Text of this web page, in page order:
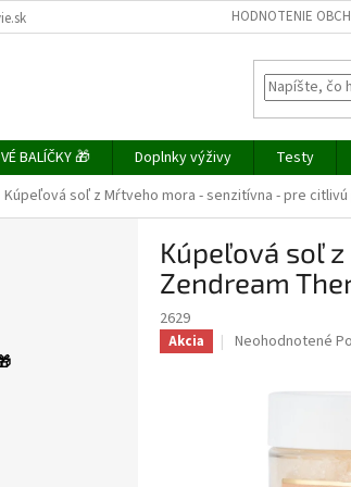
HODNOTENIE
BALÍČKY 🎁 Doplnky výživy Testy
Kúpeľová soľ z Mŕtveho mora - senzitívna - pre
Kúpeľová soľ
Zendream
2629
Akcia
Priemerné
Neohodnotené